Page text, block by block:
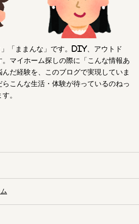
「ままんな」です。DIY、アウトド
マイホーム探しの際に「こんな情報あ
だ経験を、このブログで実現していま
こんな生活・体験が待っているのねっ
。